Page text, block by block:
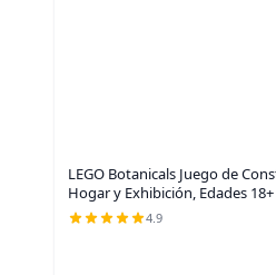
LEGO Botanicals Juego de
Hogar y Exhibición, Edades
4.9